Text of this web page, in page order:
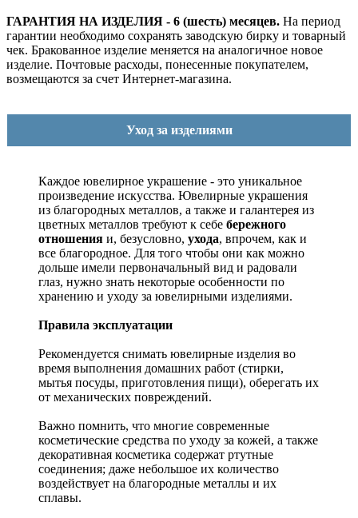
ГАРАНТИЯ НА ИЗДЕЛИЯ - 6 (шесть) месяцев. На период
гарантии необходимо сохранять заводскую бирку и товарный
чек. Бракованное изделие меняется на аналогичное новое
изделие. Почтовые расходы, понесенные покупателем,
возмещаются за счет Интернет-магазина.
Уход за изделиями
Каждое ювелирное украшение - это уникальное
произведение искусства. Ювелирные украшения
из благородных металлов, а также и галантерея из
цветных металлов требуют к себе бережного
отношения и, безусловно, ухода, впрочем, как и
все благородное. Для того чтобы они как можно
дольше имели первоначальный вид и радовали
глаз, нужно знать некоторые особенности по
хранению и уходу за ювелирными изделиями.
Правила эксплуатации
Рекомендуется снимать ювелирные изделия во
время выполнения домашних работ (стирки,
мытья посуды, приготовления пищи), оберегать их
от механических повреждений.
Важно помнить, что многие современные
косметические средства по уходу за кожей, а также
декоративная косметика содержат ртутные
соединения; даже небольшое их количество
воздействует на благородные металлы и их
сплавы.